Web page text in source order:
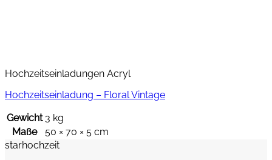
Hochzeitseinladungen Acryl
Hochzeitseinladung – Floral Vintage
Gewicht 3 kg
Maße
50 × 70 × 5 cm
starhochzeit